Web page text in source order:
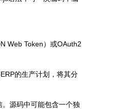
Web Token）或OAuth2
的生产计划，将其分
源码中可能包含一个独